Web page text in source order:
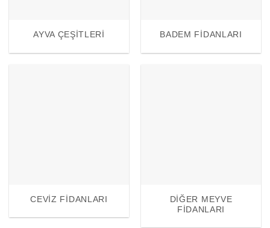
AYVA ÇEŞITLERI BADEM FIDANLARI
CEVIZ FIDANLARI
DIĞER MEYVE
FIDANLARI